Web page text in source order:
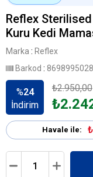
Reflex Sterilised
Kuru Kedi
Marka : Reflex
Barkod :
%24
İndirim
₺2.950,00
Havale ile: